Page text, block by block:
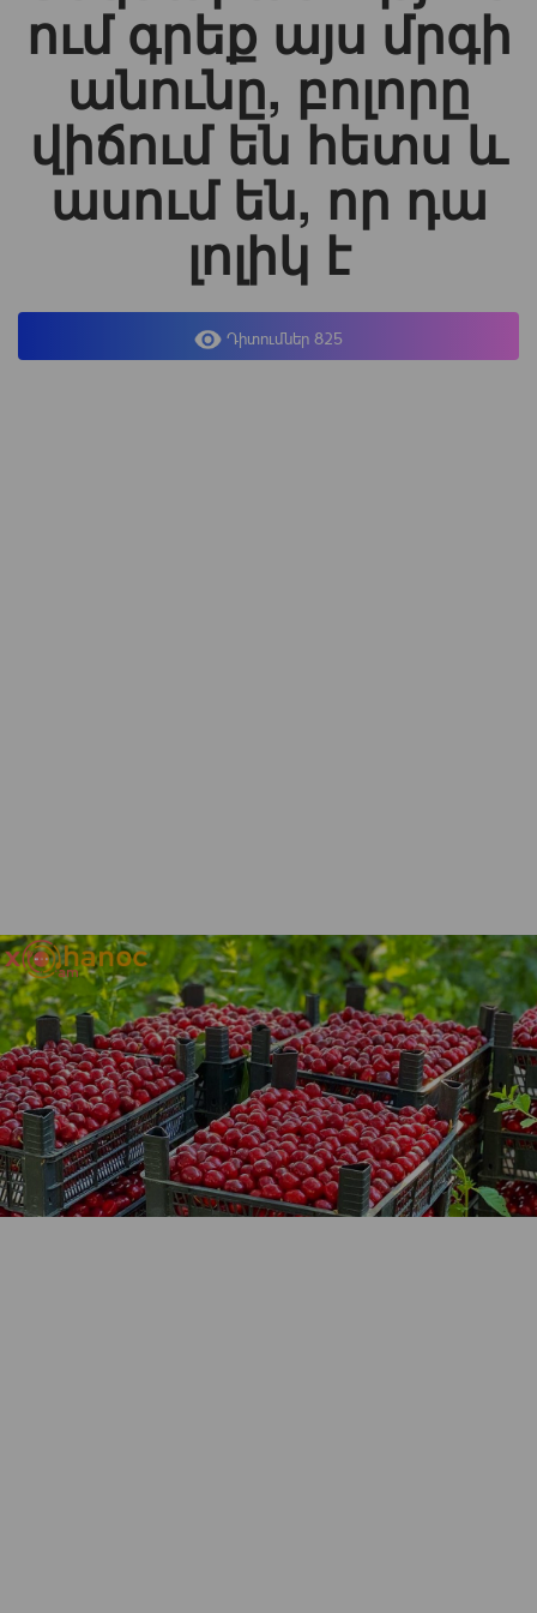
ում գրեք այս մրգի
անունը, բոլորը
վիճում են հետս և
ասում են, որ դա
լոլիկ է
Դիտումներ 825